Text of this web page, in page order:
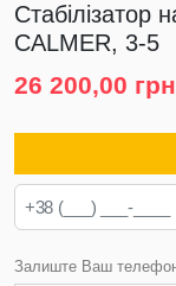
Стабілізатор
CALMER, 3-5
26 200,00 грн
Залиште Ваш